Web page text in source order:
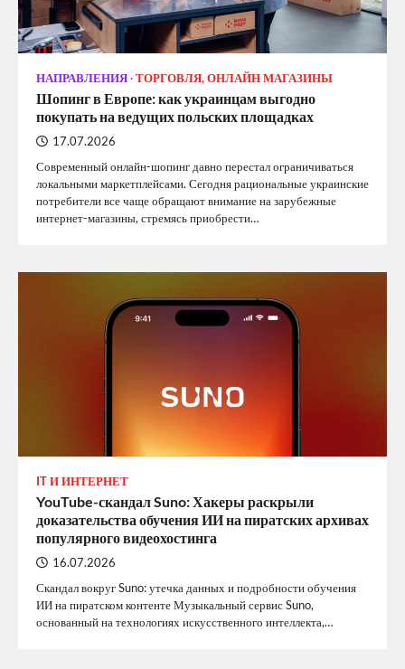
НАПРАВЛЕНИЯ ТОРГОВЛЯ, ОНЛАЙН МАГАЗИНЫ
Шопинг в Европе: как украинцам выгодно
покупать на ведущих польских площадках
17.07.2026
Современный онлайн-шопинг давно перестал ограничиваться
локальными маркетплейсами. Сегодня рациональные украинские
потребители все чаще обращают внимание на зарубежные
интернет-магазины, стремясь приобрести…
IT И ИНТЕРНЕТ
YouTube-скандал Suno: Хакеры раскрыли
доказательства обучения ИИ на пиратских архивах
популярного видеохостинга
16.07.2026
Скандал вокруг Suno: утечка данных и подробности обучения
ИИ на пиратском контенте Музыкальный сервис Suno,
основанный на технологиях искусственного интеллекта,…